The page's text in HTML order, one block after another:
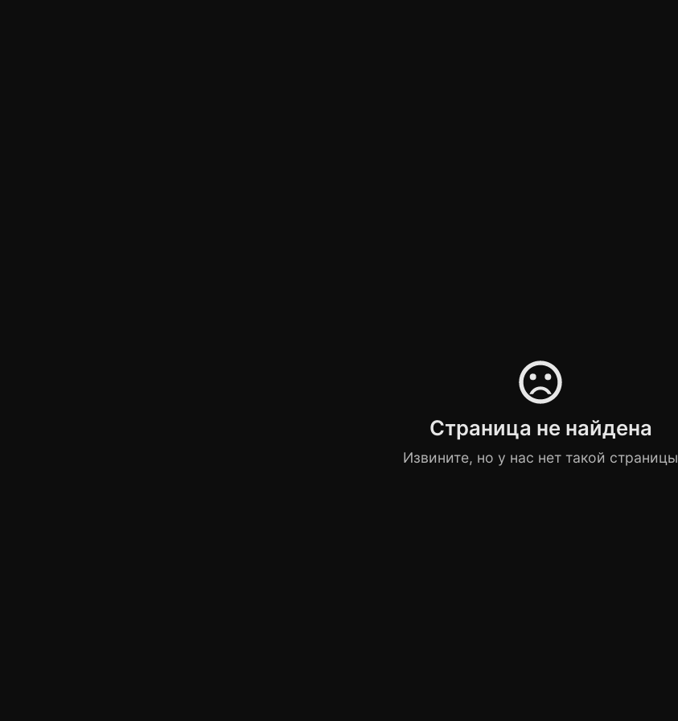
Страница не найдена
Извините, но у нас нет такой страницы